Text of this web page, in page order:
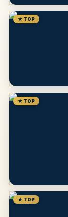
★ TOP
★ TOP
★ TOP